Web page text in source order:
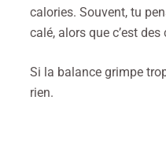
calories. Souvent, tu
calé, alors que c’est
Si la balance grimpe
rien.